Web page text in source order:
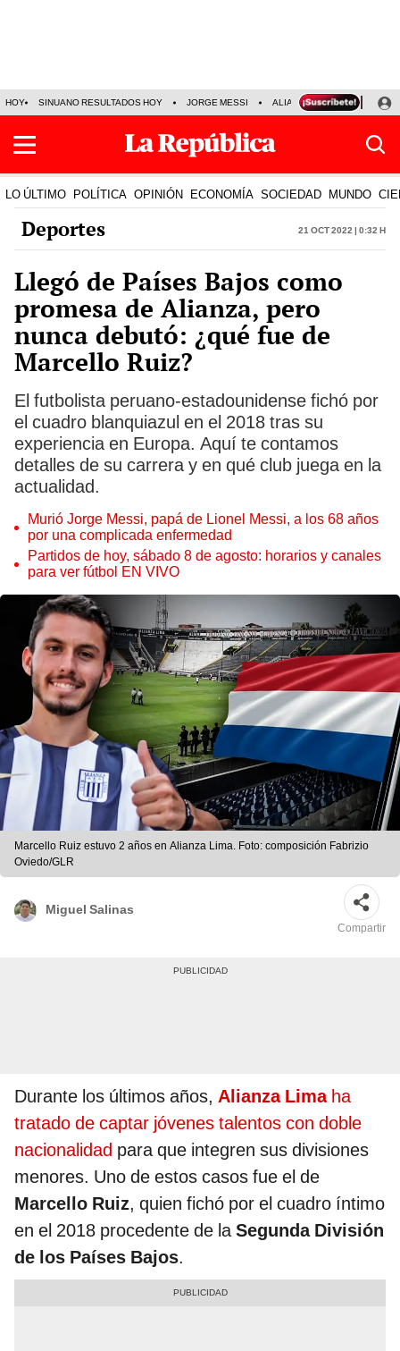
HOY SINUANO RESULTADOS HOY JORGE MESSI ALIANZA LIMA VS SPORT
LO ÚLTIMO POLÍTICA OPINIÓN ECONOMÍA SOCIEDAD MUNDO
Deportes 21 Oct 2022 | 0:32 h
Llegó de Países Bajos como
promesa de Alianza, pero
nunca debutó: ¿qué fue de
Marcello Ruiz?
El futbolista peruano-estadounidense fichó por
el cuadro blanquiazul en el 2018 tras su
experiencia en Europa. Aquí te contamos
detalles de su carrera y en qué club juega en la
actualidad.
Murió Jorge Messi, papá de Lionel Messi, a los 68 años
por una complicada enfermedad
Partidos de hoy, sábado 8 de agosto: horarios y canales
para ver fútbol EN VIVO
Marcello Ruiz estuvo 2 años en Alianza Lima. Foto: composición Fabrizio
Oviedo/GLR
Miguel Salinas
Compartir
Durante los últimos años, Alianza Limaha
tratado de captar jóvenes talentos con doble
nacionalidad para que integren sus divisiones
menores. Uno de estos casos fue el de
Marcello Ruiz, quien fichó por el cuadro íntimo
en el 2018 procedente de laSegunda División
de los Países Bajos.